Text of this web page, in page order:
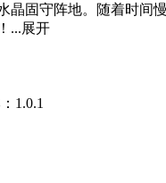
晶固守阵地。随着时
...展开
1.0.1